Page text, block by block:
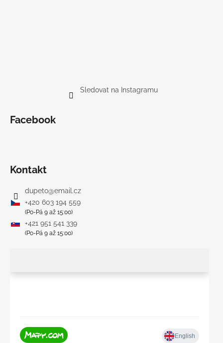
Sledovat na Instagramu
Facebook
Kontakt
dupeto@email.cz
+420 603 194 559
(Po-Pá 9 až 15:00)
+421 951 541 339
(Po-Pá 9 až 15:00)